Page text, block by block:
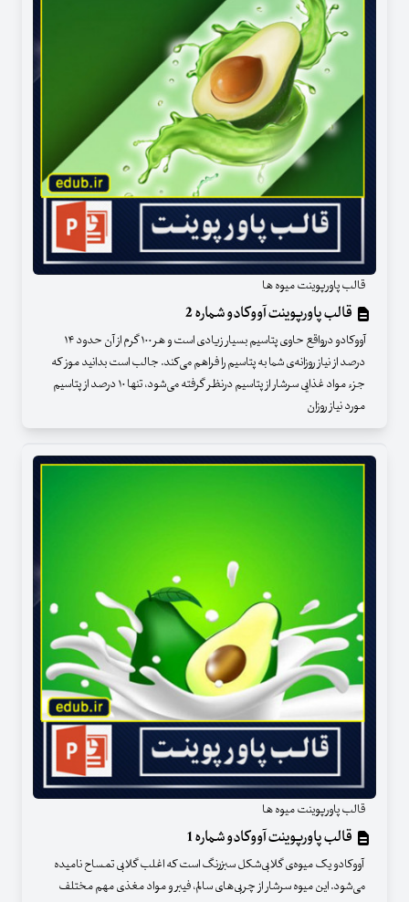
قالب پاورپوینت میوه ها
قالب پاورپوینت آووکادو شماره 2
آووکادو درواقع حاوی پتاسیم بسیار زیادی است و هر ۱۰۰ گرم از آن حدود ۱۴
درصد از نیاز روزانه‌ی شما به پتاسیم را فراهم می‌کند. جالب است بدانید موز که
جزء مواد غذایی سرشار از پتاسیم درنظر گرفته می‌شود، تنها ۱۰ درصد از پتاسیم
مورد نیاز روزان
قالب پاورپوینت میوه ها
قالب پاورپوینت آووکادو شماره 1
آووکادو یک میوه‌ی گلابی‌شکل سبزرنگ است که اغلب گلابی تمساح نامیده
می‌شود. این میوه سرشار از چربی‌های سالم، فیبر و مواد مغذی مهم مختلف